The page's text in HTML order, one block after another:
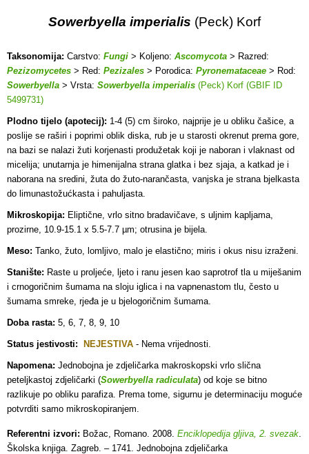
Sowerbyella imperialis (Peck) Korf
Taksonomija: Carstvo: Fungi > Koljeno: Ascomycota > Razred:
Pezizomycetes > Red: Pezizales > Porodica: Pyronemataceae > Rod:
Sowerbyella > Vrsta: Sowerbyella imperialis (Peck) Korf (GBIF ID
5499731)
Plodno tijelo (apotecij): 1-4 (5) cm široko, najprije je u obliku čašice, a
poslije se raširi i poprimi oblik diska, rub je u starosti okrenut prema gore,
na bazi se nalazi žuti korjenasti produžetak koji je naboran i vlaknast od
micelija; unutarnja je himenijalna strana glatka i bez sjaja, a katkad je i
naborana na sredini, žuta do žuto-narančasta, vanjska je strana bjelkasta
do limunastožućkasta i pahuljasta.
Mikroskopija: Eliptične, vrlo sitno bradavičave, s uljnim kapljama,
prozirne, 10.9-15.1 x 5.5-7.7 µm; otrusina je bijela.
Meso: Tanko, žuto, lomljivo, malo je elastično; miris i okus nisu izraženi.
Stanište: Raste u proljeće, ljeto i ranu jesen kao saprotrof tla u miješanim
i crnogoričnim šumama na sloju iglica i na vapnenastom tlu, često u
šumama smreke, rjeđa je u bjelogoričnim šumama.
Doba rasta: 5, 6, 7, 8, 9, 10
Status jestivosti: NEJESTIVA - Nema vrijednosti.
Napomena: Jednobojna je zdjeličarka makroskopski vrlo slična
peteljkastoj zdjeličarki (Sowerbyella radiculata) od koje se bitno
razlikuje po obliku parafiza. Prema tome, sigurnu je determinaciju moguće
potvrditi samo mikroskopiranjem.
Referentni izvori: Božac, Romano. 2008. Enciklopedija gljiva, 2. svezak.
Školska knjiga. Zagreb. – 1741. Jednobojna zdjeličarka